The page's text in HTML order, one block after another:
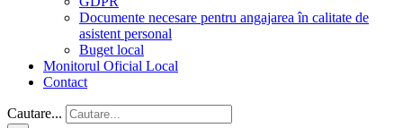
Documente necesare pentru angajarea în calitate de
asistent personal
Buget local
Monitorul Oficial Local
Contact
Cautare...